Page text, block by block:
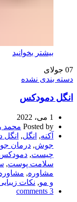
بیشتر بخوانید
07 جولای
دسته بندی نشده
انگل دمودکس
1 می، 2022
Posted by محمد
آکنه, انگل,
جوش, درمان
چیست,
سلامت پوست,
مشاوره,
و مو, نکات
3 comments